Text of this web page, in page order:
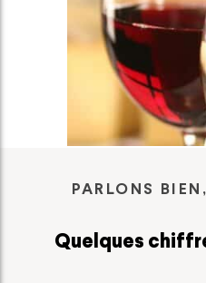
PARLONS
Quelques